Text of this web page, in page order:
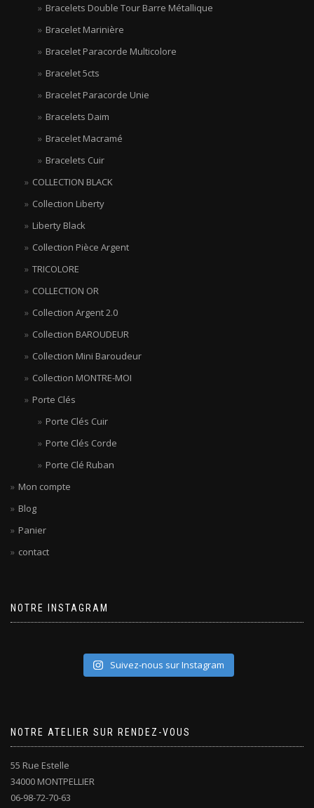
Bracelets Double Tour Barre Métallique
Bracelet Marinière
Bracelet Paracorde Multicolore
Bracelet 5cts
Bracelet Paracorde Unie
Bracelets Daim
Bracelet Macramé
Bracelets Cuir
COLLECTION BLACK
Collection Liberty
Liberty Black
Collection Pièce Argent
TRICOLORE
COLLECTION OR
Collection Argent 2.0
Collection BAROUDEUR
Collection Mini Baroudeur
Collection MONTRE-MOI
Porte Clés
Porte Clés Cuir
Porte Clés Corde
Porte Clé Ruban
Mon compte
Blog
Panier
contact
NOTRE INSTAGRAM
Suivez-nous sur Instagram
NOTRE ATELIER SUR RENDEZ-VOUS
55 Rue Estelle
34000 MONTPELLIER
06-98-72-70-63